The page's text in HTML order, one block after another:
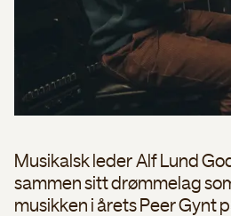
Musikalsk leder Alf Lund
sammen sitt drømmelag
musikken i årets Peer Gynt